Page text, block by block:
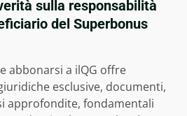
sulla responsabilità
del Superbonus
abbonarsi a ilQG offre
esclusive, documenti,
approfondite, fondamentali